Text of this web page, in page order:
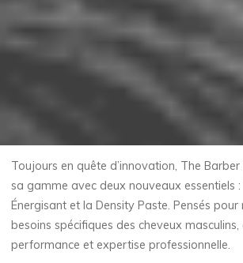
Toujours en quête d’innovation, The
sa gamme avec deux nouveaux essentiels
Énergisant et la Density Paste. Pensés
besoins spécifiques des cheveux
performance et expertise professionnelle.